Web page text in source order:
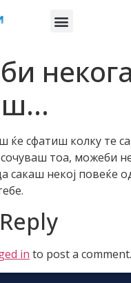
ќе сфатиш колку те
тоа, можеби
сакаш некој повеќе
in to post a comment.